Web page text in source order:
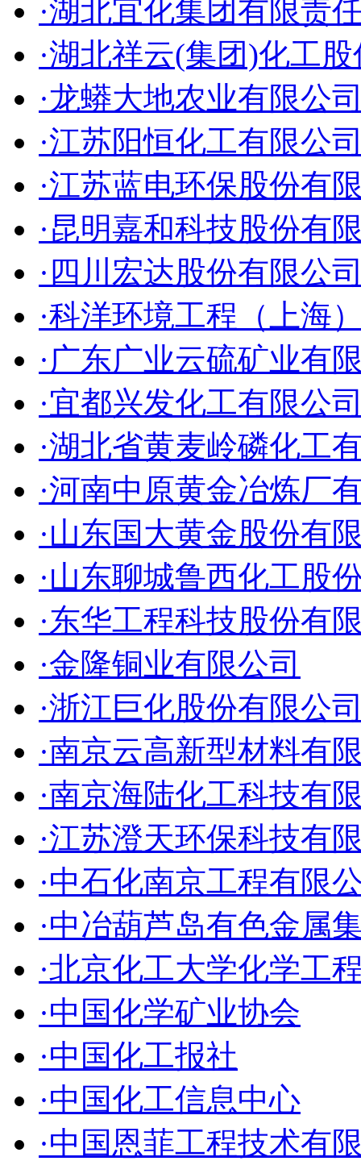
·湖北宜化集团有限责
·湖北祥云(集团)化工
·龙蟒大地农业有限公
·江苏阳恒化工有限公
·江苏蓝电环保股份有
·昆明嘉和科技股份有
·四川宏达股份有限公
·科洋环境工程（上海
·广东广业云硫矿业有
·宜都兴发化工有限公
·湖北省黄麦岭磷化工
·河南中原黄金冶炼厂
·山东国大黄金股份有
·山东聊城鲁西化工股
·东华工程科技股份有
·金隆铜业有限公司
·浙江巨化股份有限公
·南京云高新型材料有
·南京海陆化工科技有
·江苏澄天环保科技有
·中石化南京工程有限
·中冶葫芦岛有色金属
·北京化工大学化学工
·中国化学矿业协会
·中国化工报社
·中国化工信息中心
·中国恩菲工程技术有